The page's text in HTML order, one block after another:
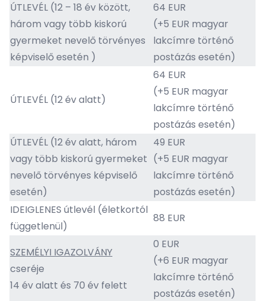
ÚTLEVÉL (12 – 18 év között,
három vagy több kiskorú
gyermeket nevelő törvényes
képviselő esetén )
64 EUR
(+5 EUR magyar
lakcímre történő
postázás esetén)
ÚTLEVÉL (12 év alatt)
64 EUR
(+5 EUR magyar
lakcímre történő
postázás esetén)
ÚTLEVÉL (12 év alatt, három
vagy több kiskorú gyermeket
nevelő törvényes képviselő
esetén)
49 EUR
(+5 EUR magyar
lakcímre történő
postázás esetén)
IDEIGLENES útlevél (életkortól
függetlenül)
88 EUR
SZEMÉLYI IGAZOLVÁNY
cseréje
14 év alatt és 70 év felett
0 EUR
(+6 EUR magyar
lakcímre történő
postázás esetén)